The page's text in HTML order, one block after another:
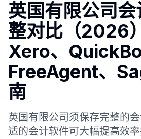
英国有限公司
整对比（2026
Xero、
FreeAgent、
南
英国有限公司须保存完整的
适的会计软件可大幅提高效